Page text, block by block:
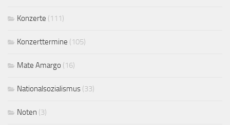
Konzerte (111)
Konzerttermine (105)
Mate Amargo (16)
Nationalsozialismus (33)
Noten (3)